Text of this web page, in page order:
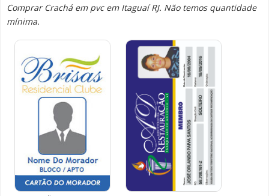
Comprar Crachá em pvc em Itaguaí RJ. Não temos quantidade
mínima.